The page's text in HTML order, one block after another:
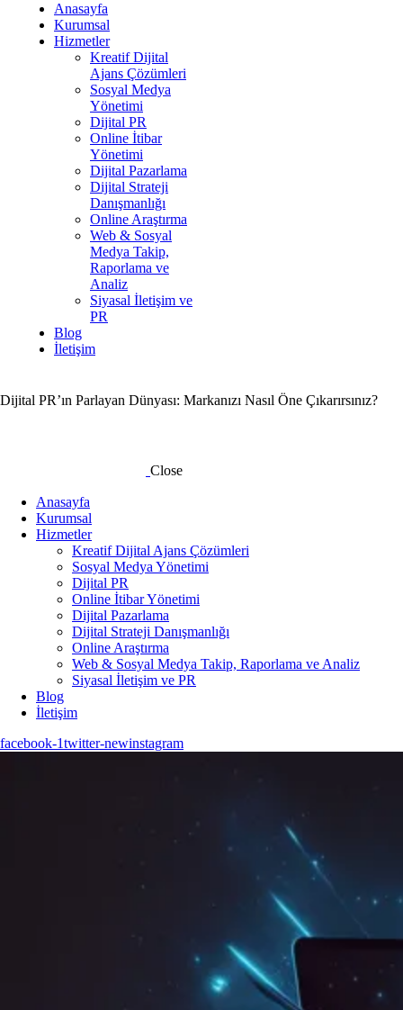
Anasayfa
Kurumsal
Hizmetler
Kreatif Dijital
Ajans Çözümleri
Sosyal Medya
Yönetimi
Dijital PR
Online İtibar
Yönetimi
Dijital Pazarlama
Dijital Strateji
Danışmanlığı
Online Araştırma
Web & Sosyal
Medya Takip,
Raporlama ve
Analiz
Siyasal İletişim ve
PR
Blog
İletişim
Dijital PR’ın Parlayan Dünyası: Markanızı Nasıl Öne Çıkarırsınız?
Close
Anasayfa
Kurumsal
Hizmetler
Kreatif Dijital Ajans Çözümleri
Sosyal Medya Yönetimi
Dijital PR
Online İtibar Yönetimi
Dijital Pazarlama
Dijital Strateji Danışmanlığı
Online Araştırma
Web & Sosyal Medya Takip, Raporlama ve Analiz
Siyasal İletişim ve PR
Blog
İletişim
facebook-1twitter-newinstagram